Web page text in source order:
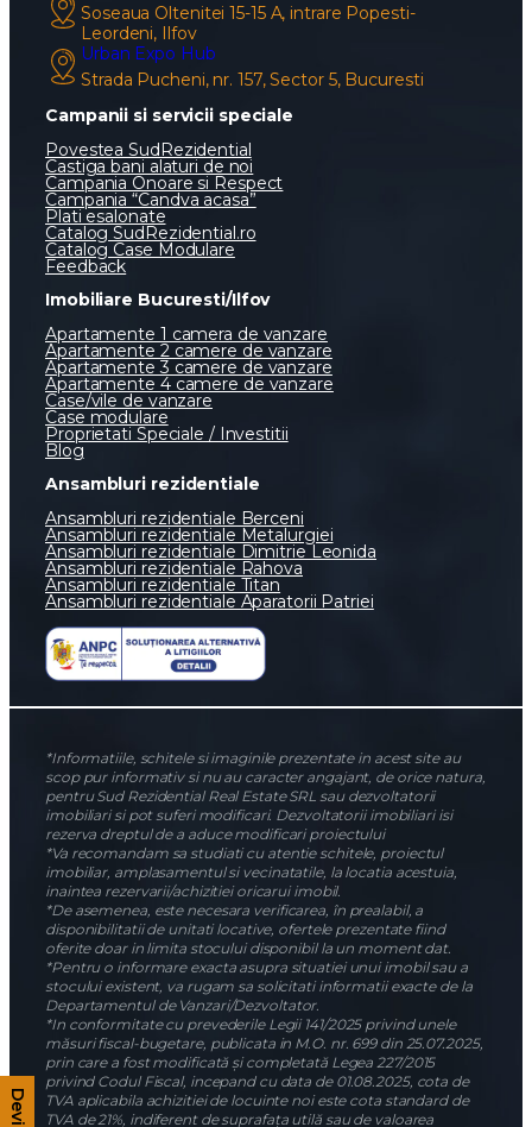
Soseaua Oltenitei 15-15 A, intrare Popesti-
Leordeni, Ilfov
Urban Expo Hub
Strada Pucheni, nr. 157, Sector 5, Bucuresti
Campanii si servicii speciale
Povestea SudRezidential
Castiga bani alaturi de noi
Campania Onoare si Respect
Campania “Candva acasa”
Plati esalonate
Catalog SudRezidential.ro
Catalog Case Modulare
Feedback
Imobiliare Bucuresti/Ilfov
Apartamente 1 camera de vanzare
Apartamente 2 camere de vanzare
Apartamente 3 camere de vanzare
Apartamente 4 camere de vanzare
Case/vile de vanzare
Case modulare
Proprietati Speciale / Investitii
Blog
Ansambluri rezidentiale
Ansambluri rezidentiale Berceni
Ansambluri rezidentiale Metalurgiei
Ansambluri rezidentiale Dimitrie Leonida
Ansambluri rezidentiale Rahova
Ansambluri rezidentiale Titan
Ansambluri rezidentiale Aparatorii Patriei
*Informatiile, schitele si imaginile prezentate in acest site au
scop pur informativ si nu au caracter angajant, de orice natura,
pentru Sud Rezidential Real Estate SRL sau dezvoltatorii
imobiliari si pot suferi modificari. Dezvoltatorii imobiliari isi
rezerva dreptul de a aduce modificari proiectului
*Va recomandam sa studiati cu atentie schitele, proiectul
imobiliar, amplasamentul si vecinatatile, la locatia acestuia,
inaintea rezervarii/achizitiei oricarui imobil.
*De asemenea, este necesara verificarea, în prealabil, a
disponibilitatii de unitati locative, ofertele prezentate fiind
oferite doar in limita stocului disponibil la un moment dat.
*Pentru o informare exacta asupra situatiei unui imobil sau a
stocului existent, va rugam sa solicitati informatii exacte de la
Departamentul de Vanzari/Dezvoltator.
*In conformitate cu prevederile Legii 141/2025 privind unele
măsuri fiscal-bugetare, publicata in M.O. nr. 699 din 25.07.2025,
prin care a fost modificată și completată Legea 227/2015
privind Codul Fiscal, incepand cu data de 01.08.2025, cota de
TVA aplicabila achizitiei de locuinte noi este cota standard de
TVA de 21%, indiferent de suprafața utilă sau de valoarea